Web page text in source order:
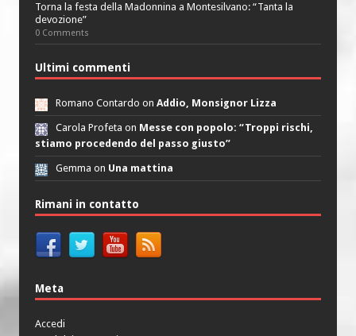
Torna la festa della Madonnina a Montesilvano: “Tanta la
devozione”
0 Comments
Ultimi commenti
Romano Contardo on Addio, Monsignor Lizza
Carola Profeta on Messe con popolo: “Troppi rischi,
stiamo procedendo del passo giusto”
Gemma on Una mattina
Rimani in contatto
Meta
Accedi